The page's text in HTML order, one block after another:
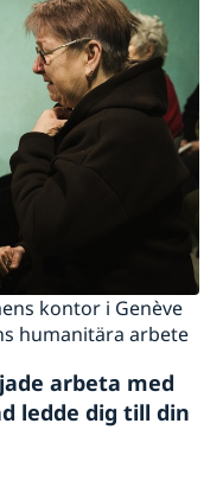
kontor i Genève
humanitära arbete
arbeta med
ledde dig till din